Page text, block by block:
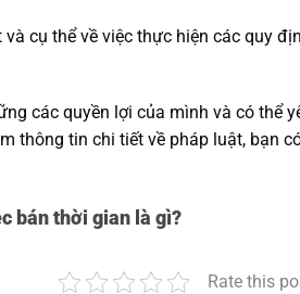
cụ thể về việc thực hiện các quy
các quyền lợi của mình và có thể
thông tin chi tiết về pháp luật, bạn
bán thời gian là gì?
Rate this